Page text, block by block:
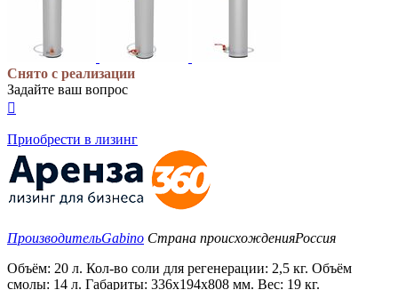
Снято с реализации
Задайте ваш вопрос

Приобрести в лизинг
ПроизводительGabino Страна происхожденияРоссия
Объём: 20 л. Кол-во соли для регенерации: 2,5 кг. Объём
смолы: 14 л. Габариты: 336x194x808 мм. Вес: 19 кг.